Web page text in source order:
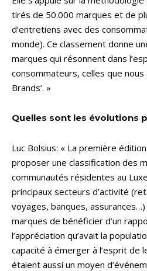
tirés de 50.000 marques et de
d’entretiens avec des
monde). Ce classement donne
marques qui résonnent dans
consommateurs, celles que nous
Brands’. »
Quelles sont les évolutions
Luc Bolsius: « La première
proposer une classification des
communautés résidentes au
principaux secteurs d’activité
voyages, banques,
marques de bénéficier d’un
l’appréciation qu’avait la
capacité à émerger à l’esprit de
étaient aussi un moyen